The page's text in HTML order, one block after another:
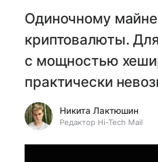
Одиночному
криптовалюты.
с мощностью
практически
Никита Лактюшин
Редактор Hi-Tech Mail